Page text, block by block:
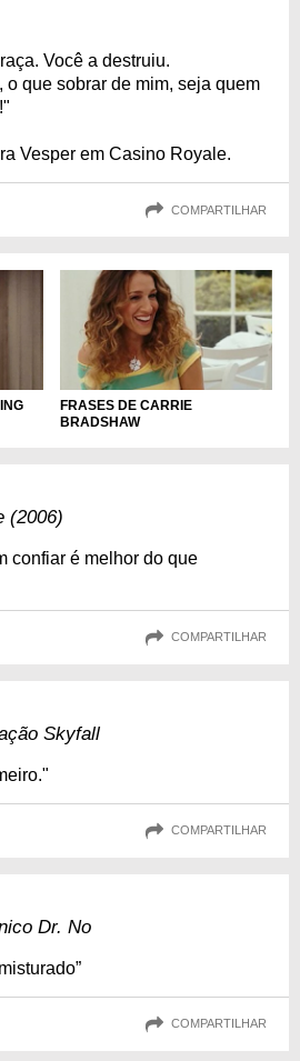
Você a destruiu.
o que sobrar de mim, seja quem
Vesper em Casino Royale.
COMPARTILHAR
FRASES DE CARRIE
BRADSHAW
(2006)
confiar é melhor do que
COMPARTILHAR
Skyfall
COMPARTILHAR
Dr. No
COMPARTILHAR